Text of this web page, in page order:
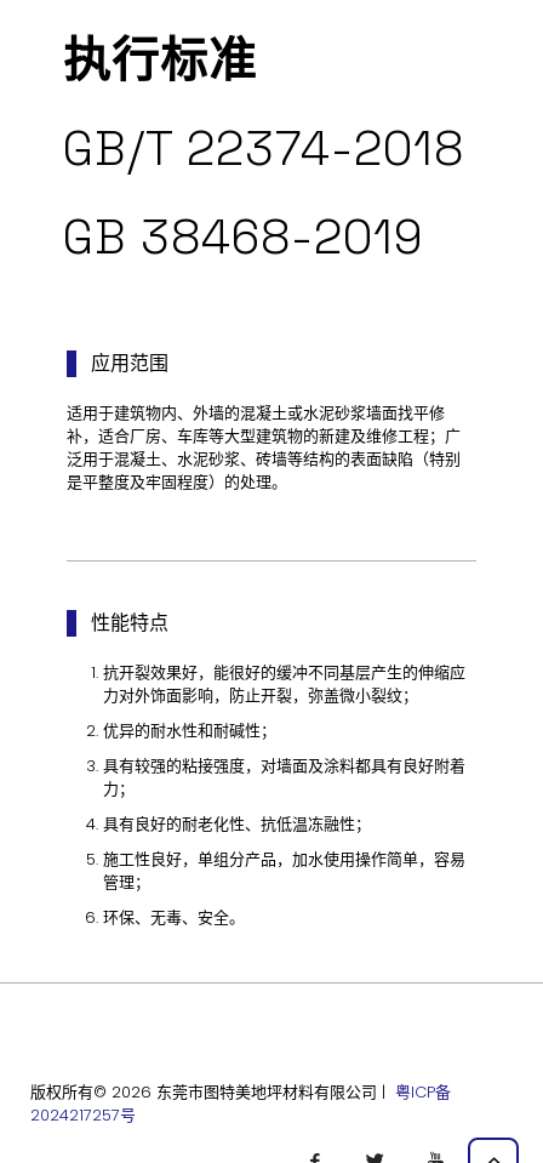
执行标准
GB/T 22374-2018
GB 38468-2019
应用范围
适用于建筑物内、外墙的混凝土或水泥砂浆墙面找平修
补，适合厂房、车库等大型建筑物的新建及维修工程；广
泛用于混凝土、水泥砂浆、砖墙等结构的表面缺陷（特别
是平整度及牢固程度）的处理。
性能特点
抗开裂效果好，能很好的缓冲不同基层产生的伸缩应
力对外饰面影响，防止开裂，弥盖微小裂纹；
优异的耐水性和耐碱性；
具有较强的粘接强度，对墙面及涂料都具有良好附着
力；
具有良好的耐老化性、抗低温冻融性；
施工性良好，单组分产品，加水使用操作简单，容易
管理；
环保、无毒、安全。
版权所有© 2026 东莞市图特美地坪材料有限公司 |粤ICP备
2024217257号